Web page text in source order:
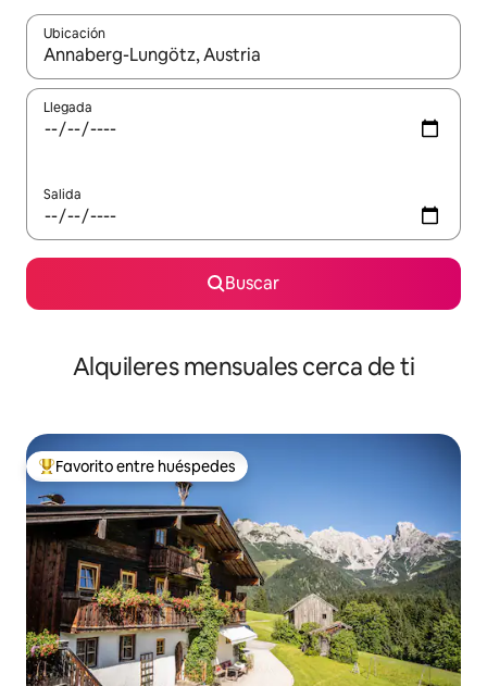
Ubicación
Cuando los resultados estén disponibles, navega con las
Llegada
Salida
Buscar
Alquileres mensuales cerca de ti
Favorito entre huéspedes preferido
Favorito entre huéspedes